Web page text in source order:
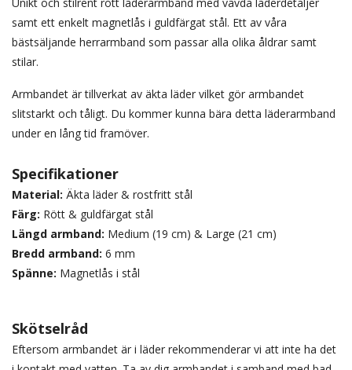
samt ett enkelt magnetlås i guldfärgat stål. Ett av våra
bästsäljande herrarmband som passar alla olika åldrar samt
stilar.
Armbandet är tillverkat av äkta läder vilket gör armbandet
slitstarkt och tåligt. Du kommer kunna bära detta läderarmband
under en lång tid framöver.
Specifikationer
Material: Äkta läder & rostfritt stål
Färg: Rött & guldfärgat stål
Längd armband: Medium (19 cm) & Large (21 cm)
Bredd armband: 6 mm
Spänne: Magnetlås i stål
Skötselråd
Eftersom armbandet är i läder rekommenderar vi att inte ha det